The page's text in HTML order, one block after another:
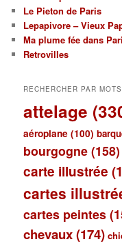
Le Pieton de Paris
Lepapivore – Vieux
Ma plume fée dans
Retrovilles
RECHERCHER PAR
attelage
aéroplane (100)
bourgogne (158)
carte illustrée
cartes
cartes peintes
chevaux(174)